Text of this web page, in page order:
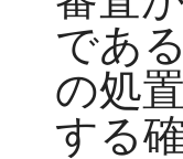
であ
の処
する